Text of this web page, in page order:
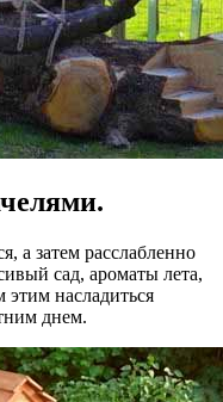
а затем расслабленно
сад, ароматы лета,
насладиться
днем.